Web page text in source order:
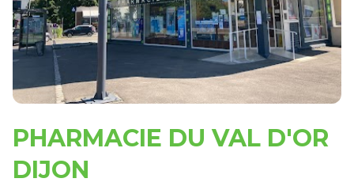
PHARMACIE DU VAL D'OR
DIJON